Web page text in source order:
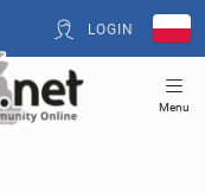
LOGIN
Menu